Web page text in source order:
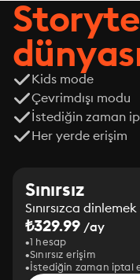
Kids mode
Çevrimdışı modu
İstediğin zaman
Her yerde erişim
Sınırsız
Sınırsızca
₺329.99 /ay
1 hesap
Sınırsız erişim
İstediğin zaman iptal